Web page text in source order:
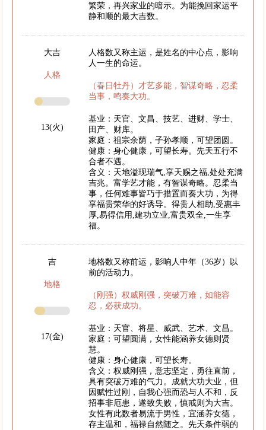
繁荣，再兴家业的暗示。为能挽回家运平
静和顺的最大吉数。
大吉
人格
13(火)
人格数又称主运，是姓名的中心点，影响
人一生的命运。
（春日牡丹）才艺多能，智谋奇略，忍柔
当事，鸣奏大功。
基业：天官、文昌、技艺、进财、学士、
田产、财库。
家庭：祖宗余荫，子孙孝顺，可望团圆。
健康：身心健康，可望长寿。先天五行不
合者不遇。
含义：天地溢现瑞气,享天赐之福,处处充满
吉兆。富学艺才能，有智谋奇略。忍柔当
事，任何难事皆巧于措置而奏大功，为得
享福贵荣华的好诱导。得贵人相助,受惠丰
厚,易得信用,建功立业,富贵双全,一生享
福。
吉
地格
17(金)
地格数又称前运，影响人中年（36岁）以
前的活动力。
（刚强）权威刚强，突破万难，如能容
忍，必获成功。
基业：天官、将星、威武、艺术、文昌。
家庭：可望圆满，女性能涵养女德则贤
慧。
健康：身心健康，可望长寿。
含义：权威刚强，意志坚定，勇往直前，
具有突破万难的气力。成就大功大业，但
因赋性过刚，自我心强而恐与人不和，反
招事非厄患，遂致失败，慎戒则为大吉。
女性有此数者易流于男性，宜涵养女德，
存主温和，福禄自然随之。先天条件弱的